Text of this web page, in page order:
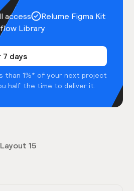
access
Relume Figma Kit
Library
days
than 1%* of your next project
half the time to deliver it.
Layout 15